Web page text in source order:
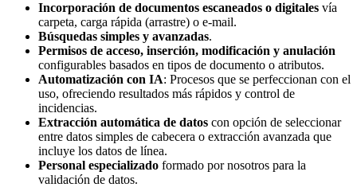
Incorporación de documentos escaneados o digitales vía
carpeta, carga rápida (arrastre) o e-mail.
Búsquedas simples y avanzadas.
Permisos de acceso, inserción, modificación y anulación
configurables basados en tipos de documento o atributos.
Automatización con IA: Procesos que se perfeccionan con el
uso, ofreciendo resultados más rápidos y control de
incidencias.
Extracción automática de datos con opción de seleccionar
entre datos simples de cabecera o extracción avanzada que
incluye los datos de línea.
Personal especializado formado por nosotros para la
validación de datos.